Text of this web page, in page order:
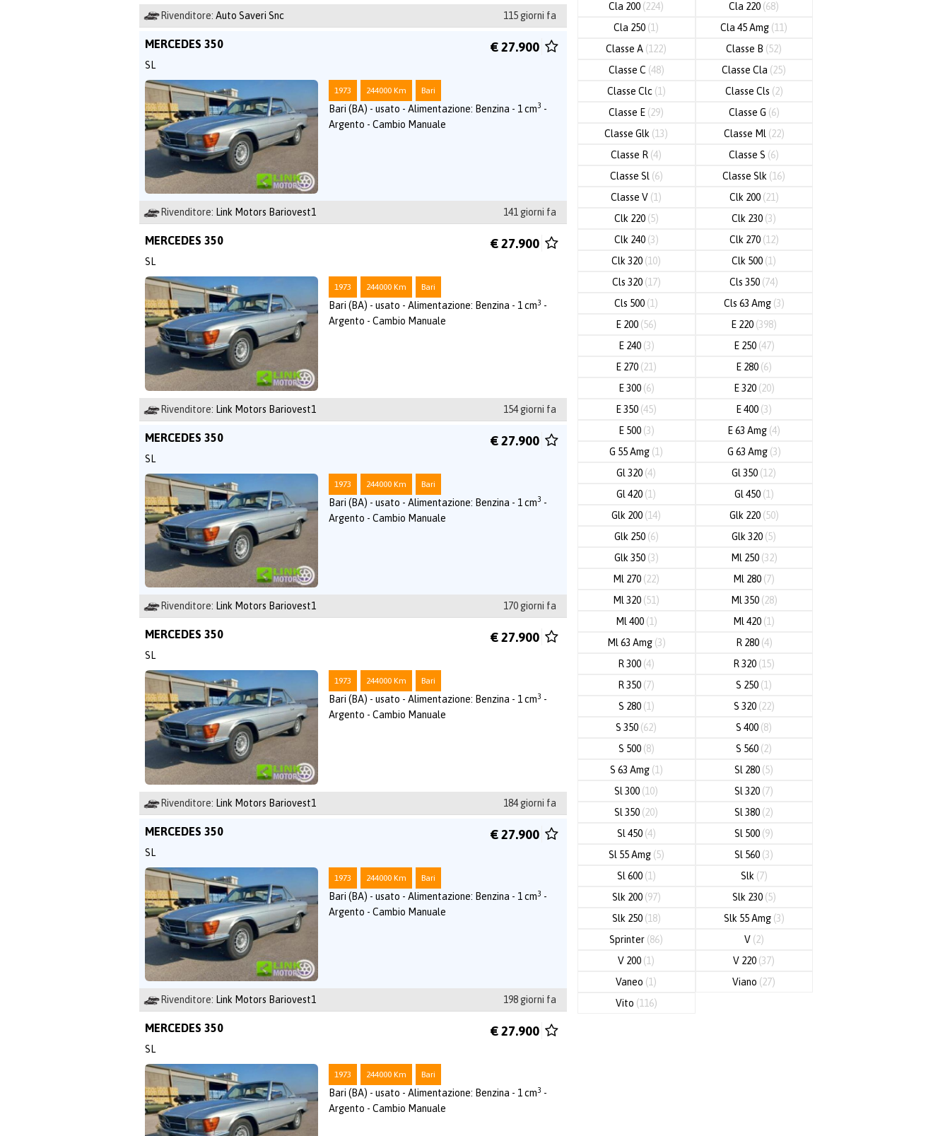
Rivenditore: Auto Saveri Snc 115 giorni fa
MERCEDES 350
SL
€ 27.900
1973 244000 Km Bari
Bari (BA) - usato - Alimentazione: Benzina - 1 cm3 -
Argento - Cambio Manuale
Rivenditore: Link Motors Bariovest1 141 giorni fa
MERCEDES 350
SL
€ 27.900
1973 244000 Km Bari
Bari (BA) - usato - Alimentazione: Benzina - 1 cm3 -
Argento - Cambio Manuale
Rivenditore: Link Motors Bariovest1 154 giorni fa
MERCEDES 350
SL
€ 27.900
1973 244000 Km Bari
Bari (BA) - usato - Alimentazione: Benzina - 1 cm3 -
Argento - Cambio Manuale
Rivenditore: Link Motors Bariovest1 170 giorni fa
MERCEDES 350
SL
€ 27.900
1973 244000 Km Bari
Bari (BA) - usato - Alimentazione: Benzina - 1 cm3 -
Argento - Cambio Manuale
Rivenditore: Link Motors Bariovest1 184 giorni fa
MERCEDES 350
SL
€ 27.900
1973 244000 Km Bari
Bari (BA) - usato - Alimentazione: Benzina - 1 cm3 -
Argento - Cambio Manuale
Rivenditore: Link Motors Bariovest1 198 giorni fa
MERCEDES 350
SL
€ 27.900
1973 244000 Km Bari
Bari (BA) - usato - Alimentazione: Benzina - 1 cm3 -
Argento - Cambio Manuale
Cla 200 (224) Cla 220 (68)
Cla 250 (1) Cla 45 Amg (11)
Classe A (122) Classe B (52)
Classe C (48) Classe Cla (25)
Classe Clc (1) Classe Cls (2)
Classe E (29) Classe G (6)
Classe Glk (13) Classe Ml (22)
Classe R (4) Classe S (6)
Classe Sl (6) Classe Slk (16)
Classe V (1) Clk 200 (21)
Clk 220 (5) Clk 230 (3)
Clk 240 (3) Clk 270 (12)
Clk 320 (10) Clk 500 (1)
Cls 320 (17) Cls 350 (74)
Cls 500 (1) Cls 63 Amg (3)
E 200 (56) E 220 (398)
E 240 (3) E 250 (47)
E 270 (21) E 280 (6)
E 300 (6) E 320 (20)
E 350 (45) E 400 (3)
E 500 (3) E 63 Amg (4)
G 55 Amg (1) G 63 Amg (3)
Gl 320 (4) Gl 350 (12)
Gl 420 (1) Gl 450 (1)
Glk 200 (14) Glk 220 (50)
Glk 250 (6) Glk 320 (5)
Glk 350 (3) Ml 250 (32)
Ml 270 (22) Ml 280 (7)
Ml 320 (51) Ml 350 (28)
Ml 400 (1) Ml 420 (1)
Ml 63 Amg (3) R 280 (4)
R 300 (4) R 320 (15)
R 350 (7) S 250 (1)
S 280 (1) S 320 (22)
S 350 (62) S 400 (8)
S 500 (8) S 560 (2)
S 63 Amg (1) Sl 280 (5)
Sl 300 (10) Sl 320 (7)
Sl 350 (20) Sl 380 (2)
Sl 450 (4) Sl 500 (9)
Sl 55 Amg (5) Sl 560 (3)
Sl 600 (1) Slk (7)
Slk 200 (97) Slk 230 (5)
Slk 250 (18) Slk 55 Amg (3)
Sprinter (86) V (2)
V 200 (1) V 220 (37)
Vaneo (1) Viano (27)
Vito (116)